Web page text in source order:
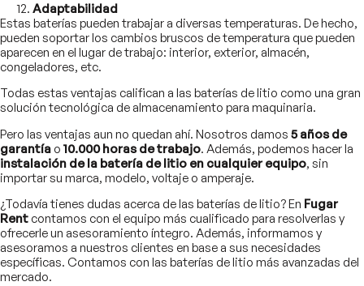
Adaptabilidad
Estas baterías pueden trabajar a diversas temperaturas. De hecho,
pueden soportar los cambios bruscos de temperatura que pueden
aparecen en el lugar de trabajo: interior, exterior, almacén,
congeladores, etc.
Todas estas ventajas califican a las baterías de litio como una gran
solución tecnológica de almacenamiento para maquinaria.
Pero las ventajas aun no quedan ahí. Nosotros damos 5 años de
garantía o 10.000 horas de trabajo. Además, podemos hacer la
instalación de la batería de litio en cualquier equipo, sin
importar su marca, modelo, voltaje o amperaje.
¿Todavía tienes dudas acerca de las baterías de litio? En Fugar
Rent contamos con el equipo más cualificado para resolverlas y
ofrecerle un asesoramiento íntegro. Además, informamos y
asesoramos a nuestros clientes en base a sus necesidades
específicas. Contamos con las baterías de litio más avanzadas del
mercado.